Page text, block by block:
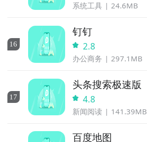
系统工具 24.6MB
16
钉钉
2.8
办公商务 297.1MB
17
头条搜索极速版
4.8
新闻阅读 141.39MB
百度地图